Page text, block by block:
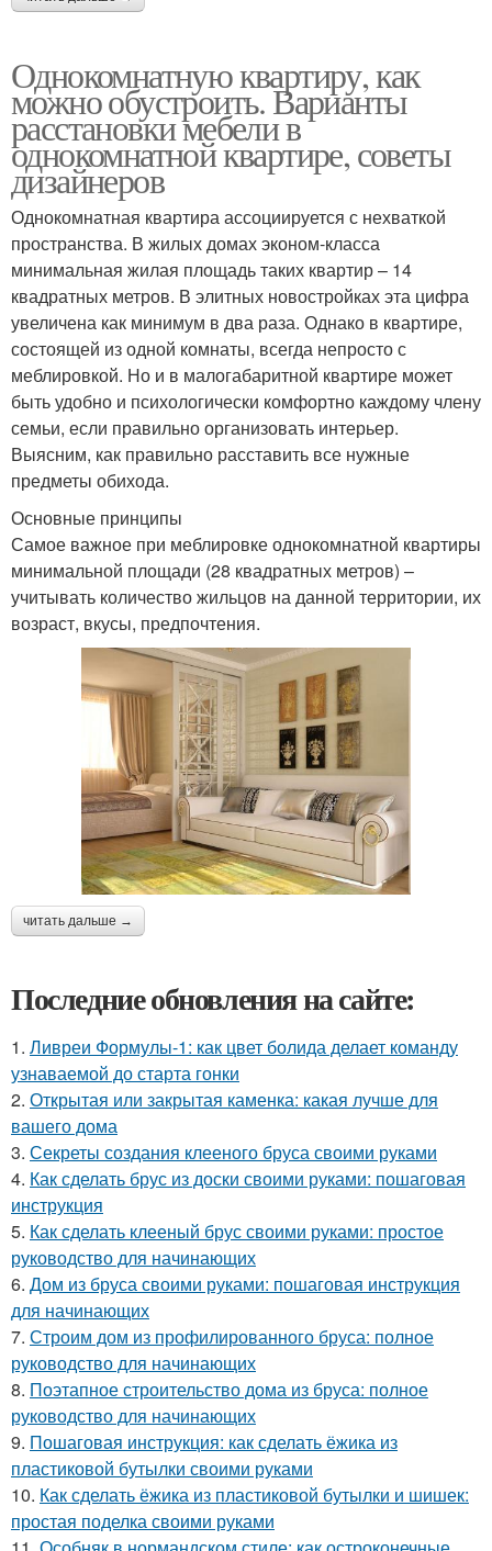
Однокомнатную квартиру, как
можно обустроить. Варианты
расстановки мебели в
однокомнатной квартире, советы
дизайнеров
Однокомнатная квартира ассоциируется с нехваткой
пространства. В жилых домах эконом-класса
минимальная жилая площадь таких квартир – 14
квадратных метров. В элитных новостройках эта цифра
увеличена как минимум в два раза. Однако в квартире,
состоящей из одной комнаты, всегда непросто с
меблировкой. Но и в малогабаритной квартире может
быть удобно и психологически комфортно каждому члену
семьи, если правильно организовать интерьер.
Выясним, как правильно расставить все нужные
предметы обихода.
Основные принципы
Самое важное при меблировке однокомнатной квартиры
минимальной площади (28 квадратных метров) –
учитывать количество жильцов на данной территории, их
возраст, вкусы, предпочтения.
читать дальше →
Последние обновления на сайте:
1. Ливреи Формулы-1: как цвет болида делает команду
узнаваемой до старта гонки
2. Открытая или закрытая каменка: какая лучше для
вашего дома
3. Секреты создания клееного бруса своими руками
4. Как сделать брус из доски своими руками: пошаговая
инструкция
5. Как сделать клееный брус своими руками: простое
руководство для начинающих
6. Дом из бруса своими руками: пошаговая инструкция
для начинающих
7. Строим дом из профилированного бруса: полное
руководство для начинающих
8. Поэтапное строительство дома из бруса: полное
руководство для начинающих
9. Пошаговая инструкция: как сделать ёжика из
пластиковой бутылки своими руками
10. Как сделать ёжика из пластиковой бутылки и шишек:
простая поделка своими руками